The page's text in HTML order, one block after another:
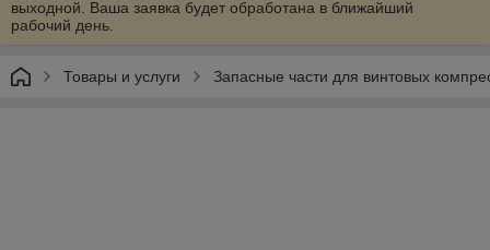
выходной. Ваша заявка будет обработана в ближайший
рабочий день.
Товары и услуги Запасные части для винтовых